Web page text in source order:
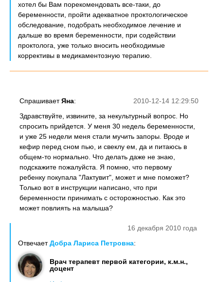
хотел бы Вам порекомендовать все-таки, до
беременности, пройти адекватное проктологическое
обследование, подобрать необходимое лечение и
дальше во время беременности, при содействии
проктолога, уже только вносить необходимые
коррективы в медикаментозную терапию.
2010-12-14 12:29:50
СпрашиваетЯна:
Здравствуйте, извините, за некультурный вопрос. Но
спросить прийдется. У меня 30 недель беременности,
и уже 25 недели меня стали мучить запоры. Вроде и
кефир перед сном пью, и свеклу ем, да и питаюсь в
общем-то нормально. Что делать даже не знаю,
подскажите пожалуйста. Я помню, что первому
ребенку покупала "Лактувит", может и мне поможет?
Только вот в инструкции написано, что при
беременности принимать с осторожностью. Как это
может повлиять на малыша?
16 декабря 2010 года
ОтвечаетДобра Лариса Петровна:
Врач терапевт первой категории, к.м.н.,
доцент